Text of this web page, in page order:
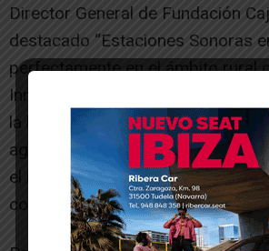
Director General de Fundación
destacado “Estaciones Sonoras
perfectamente en el ámbito rural
Innova, ya que es una iniciativa
la localidad de Cascante, que se
agente activo de la iniciativa y
el impacto directo y los beneficios
como éste.”